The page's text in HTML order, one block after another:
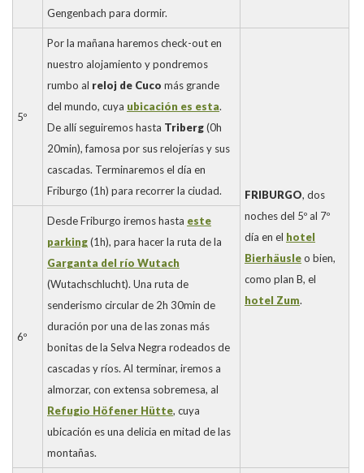
Gengenbach para dormir.
5º
Por la mañana haremos check-out en
nuestro alojamiento y pondremos
rumbo al reloj de Cuco más grande
del mundo, cuya ubicación es esta.
De allí seguiremos hasta Triberg(0h
20min), famosa por sus relojerías y sus
cascadas. Terminaremos el día en
Friburgo (1h) para recorrer la ciudad.
FRIBURGO, dos
noches del 5º al 7º
día en el hotel
Bierhäusleo bien,
como plan B, el
hotel Zum.
6º
Desde Friburgo iremos hasta este
parking(1h), para hacer la ruta de la
Garganta del río Wutach
(Wutachschlucht). Una ruta de
senderismo circular de 2h 30min de
duración por una de las zonas más
bonitas de la Selva Negra rodeados de
cascadas y ríos. Al terminar, iremos a
almorzar, con extensa sobremesa, al
Refugio Höfener Hütte, cuya
ubicación es una delicia en mitad de las
montañas.